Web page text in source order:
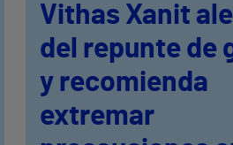
Vithas Xanit
del repunte de
y recomienda
extremar